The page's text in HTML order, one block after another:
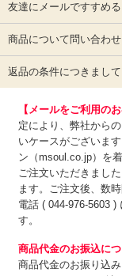
友達にメールですすめる
商品について問い合わせ
返品の条件につきまして
【メールをご利用のお
定により、弊社から
いケースがございま
ン（msoul.co.jp）を
ご注文いただきまし
ます。ご注文後、数
電話 ( 044-976-5603 )
す。
商品代金のお振込に
商品代金のお振り込み